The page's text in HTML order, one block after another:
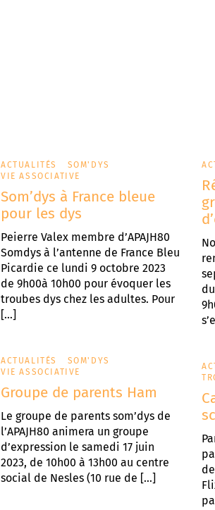
ACTUALITÉS
SOM'DYS
VIE ASSOCIATIVE
Som’dys à France bleue
pour les dys
Peierre Valex membre d’APAJH80
Somdys à l’antenne de France Bleu
Picardie ce lundi 9 octobre 2023
de 9h00à 10h00 pour évoquer les
troubes dys chez les adultes. Pour
[…]
ACTUALITÉS
SOM'DYS
VIE ASSOCIATIVE
Groupe de parents Ham
Le groupe de parents som’dys de
l’APAJH80 animera un groupe
d’expression le samedi 17 juin
2023, de 10h00 à 13h00 au centre
social de Nesles (10 rue de […]